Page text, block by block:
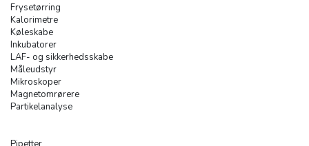
Frysetørring
Kalorimetre
Køleskabe
Inkubatorer
LAF- og sikkerhedsskabe
Måleudstyr
Mikroskoper
Magnetomrørere
Partikelanalyse